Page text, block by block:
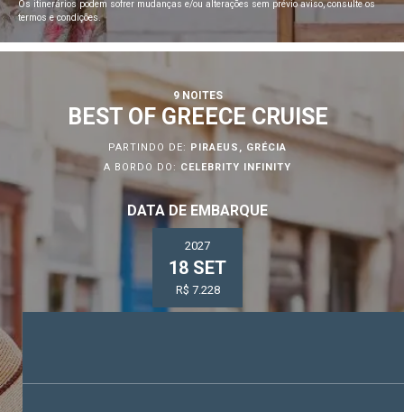
Os itinerários podem sofrer mudanças e/ou alterações sem prévio aviso, consulte os
termos e condições.
9 NOITES
BEST OF GREECE CRUISE
PARTINDO DE:
PIRAEUS, GRÉCIA
A BORDO DO: CELEBRITY INFINITY
DATA DE EMBARQUE
2027
18 SET
R$ 7.228